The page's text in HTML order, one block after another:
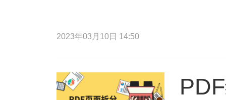
2023年03月10日 14:50